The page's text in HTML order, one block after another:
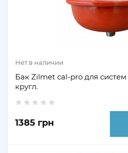
Нет в наличии
Бак Zilmet cal-pro для
кругл.
1385 грн